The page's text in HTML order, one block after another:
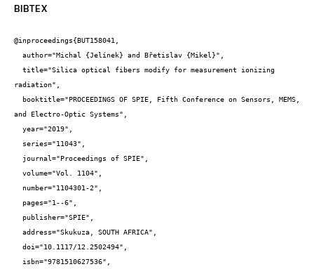
BIBTEX
@inproceedings{BUT158041,
radiation",
and Electro-Optic Systems",